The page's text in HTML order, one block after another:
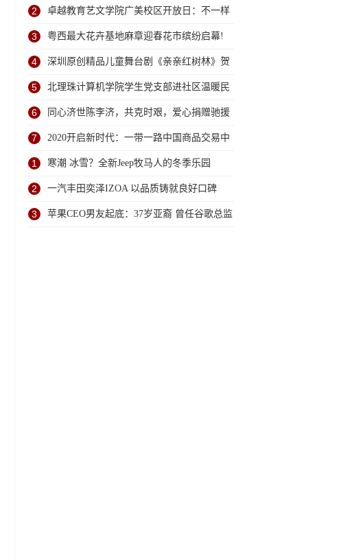
2 卓越教育艺文学院广美校区开放日：不一样
的艺考文化课体验，学位已告急
3 粤西最大花卉基地麻章迎春花市缤纷启幕!
4 深圳原创精品儿童舞台剧《亲亲红树林》贺
岁福田首演
5 北理珠计算机学院学生党支部进社区温暖民
心
6 同心济世陈李济，共克时艰，爱心捐赠驰援
武汉！
7 2020开启新时代：一带一路中国商品交易中
心落户柬埔寨！
1 寒潮 冰雪？全新Jeep牧马人的冬季乐园
2 一汽丰田奕泽IZOA 以品质铸就良好口碑
3 苹果CEO男友起底：37岁亚裔 曾任谷歌总监